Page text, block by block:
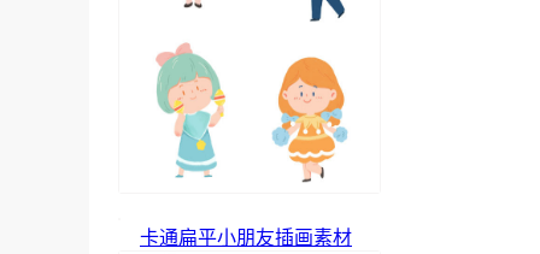
卡通扁平小朋友插画素材